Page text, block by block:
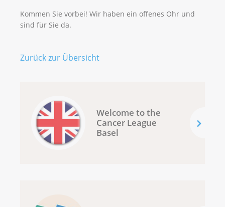
Kommen Sie vorbei! Wir haben ein offenes Ohr und
sind für Sie da.
Zurück zur Übersicht
Welcome to the
Cancer League
Basel